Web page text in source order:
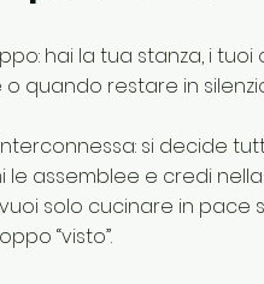
hai la tua stanza, i tuoi
quando restare in
si decide
assemblee e credi
solo cucinare in pace
“visto”.